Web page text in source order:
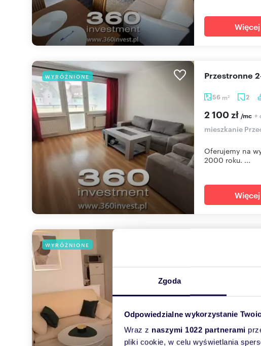
Zgoda
Odpowiedzialne wykorzystanie
Wraz z naszymi 1022 partnerami
pliki cookie, w celu wyświetlania
Więcej
WYRÓŻNIONE
56 m2 2
Przestronne
2 100 zł /mc +
mieszkanie
Oferujemy na
2000 roku. ...
Więcej
WYRÓŻNIONE
mieszkanie
Szczecin
powierzchni